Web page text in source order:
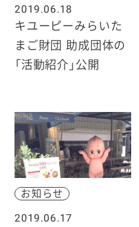
2019.06.18
キユーピーみらいた
まご財団 助成団体の
「活動紹介」公開
お知らせ
2019.06.17